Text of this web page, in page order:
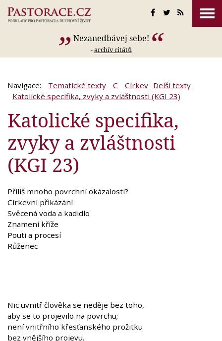
Nezanedbávej sebe!
-archív citátů
Navigace: Tematické texty C Církev Delší texty
Katolické specifika, zvyky a zvláštnosti (KGI 23)
Katolické specifika,
zvyky a zvláštnosti
(KGI 23)
Příliš mnoho povrchní okázalosti?
Církevní přikázání
Svěcená voda a kadidlo
Znamení kříže
Pouti a procesí
Růženec
Nic uvnitř člověka se neděje bez toho,
aby se to projevilo na povrchu;
není vnitřního křesťanského prožitku
bez vnějšího projevu.